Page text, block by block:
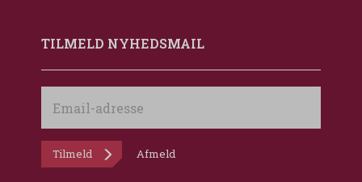
TILMELD NYHEDSMAIL
adresse
Tilmeld Afmeld